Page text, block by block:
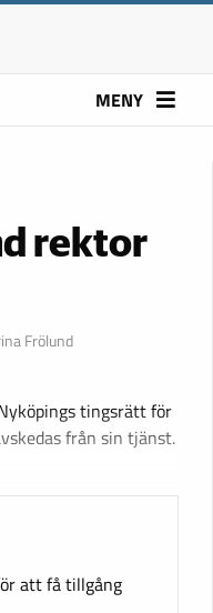
MENY
rektor
Frölund
tingsrätt för
från sin tjänst.
att få tillgång